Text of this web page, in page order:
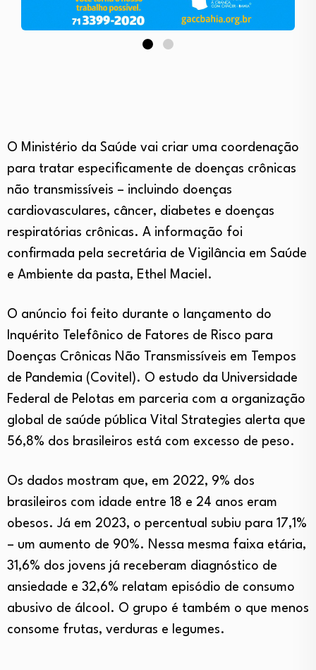
O Ministério da Saúde vai criar uma coordenação
para tratar especificamente de doenças crônicas
não transmissíveis – incluindo doenças
cardiovasculares, câncer, diabetes e doenças
respiratórias crônicas. A informação foi
confirmada pela secretária de Vigilância em Saúde
e Ambiente da pasta, Ethel Maciel.
O anúncio foi feito durante o lançamento do
Inquérito Telefônico de Fatores de Risco para
Doenças Crônicas Não Transmissíveis em Tempos
de Pandemia (Covitel). O estudo da Universidade
Federal de Pelotas em parceria com a organização
global de saúde pública Vital Strategies alerta que
56,8% dos brasileiros está com excesso de peso.
Os dados mostram que, em 2022, 9% dos
brasileiros com idade entre 18 e 24 anos eram
obesos. Já em 2023, o percentual subiu para 17,1%
– um aumento de 90%. Nessa mesma faixa etária,
31,6% dos jovens já receberam diagnóstico de
ansiedade e 32,6% relatam episódio de consumo
abusivo de álcool. O grupo é também o que menos
consome frutas, verduras e legumes.